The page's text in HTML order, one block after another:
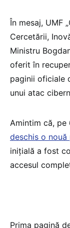
În mesaj, UMF
Cercetării,
Ministru
oferit în
paginii oficiale
unui atac
Amintim că, pe
deschis o
inițială a fost
accesul
Prima pagină